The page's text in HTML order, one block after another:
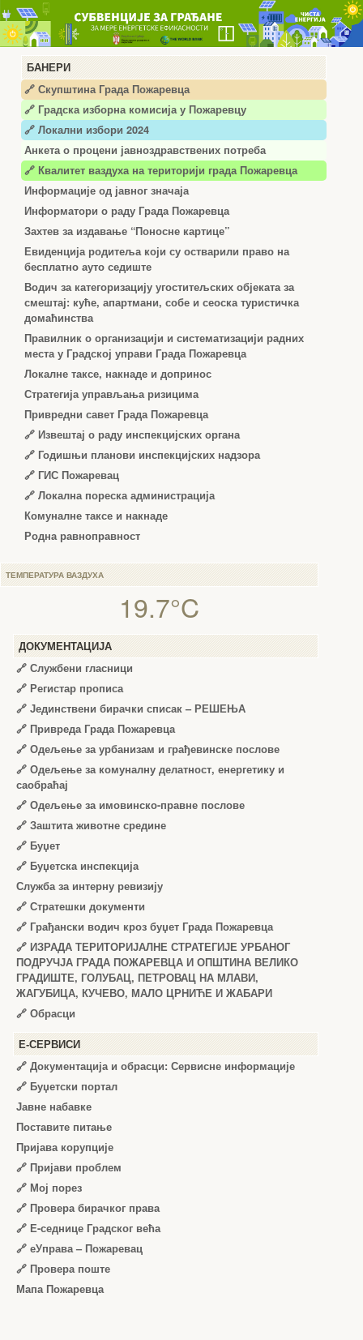
БАНЕРИ
🔗 Скупштина Града Пожаревца
🔗 Градска изборна комисија у Пожаревцу
🔗 Локални избори 2024
Анкета о процени јавноздравствених потреба
🔗 Квалитет ваздуха на територији града Пожаревца
Информације од јавног значаја
Информатори о раду Града Пожаревца
Захтев за издавање “Поносне картице”
Евиденција родитеља који су остварили право на
бесплатно ауто седиште
Водич за категоризацију угоститељских објеката за
смештај: куће, апартмани, собе и сеоска туристичка
домаћинства
Правилник о организацији и систематизацији радних
места у Градској управи Града Пожаревца
Локалне таксе, накнаде и допринос
Стратегија управљања ризицима
Привредни савет Града Пожаревца
🔗 Извештај о раду инспекцијских органа
🔗 Годишњи планови инспекцијских надзора
🔗 ГИС Пожаревац
🔗 Локална пореска администрација
Комуналне таксе и накнаде
Родна равноправност
ТЕМПЕРАТУРА ВАЗДУХА
19.7°C
ДОКУМЕНТАЦИЈА
🔗 Службени гласници
🔗 Регистар прописа
🔗 Јединствени бирачки списак – РЕШЕЊА
🔗 Привреда Града Пожаревца
🔗 Одељење за урбанизам и грађевинске послове
🔗 Одељење за комуналну делатност, енергетику и
саобраћај
🔗 Одељење за имовинско-правне послове
🔗 Заштита животне средине
🔗 Буџет
🔗 Буџетска инспекција
Служба за интерну ревизију
🔗 Стратешки документи
🔗 Грађански водич кроз буџет Града Пожаревца
🔗 ИЗРАДА ТЕРИТОРИЈАЛНЕ СТРАТЕГИЈЕ УРБАНОГ
ПОДРУЧЈА ГРАДА ПОЖАРЕВЦА И ОПШТИНА ВЕЛИКО
ГРАДИШТЕ, ГОЛУБАЦ, ПЕТРОВАЦ НА МЛАВИ,
ЖАГУБИЦА, КУЧЕВО, МАЛО ЦРНИЋЕ И ЖАБАРИ
🔗 Обрасци
Е-СЕРВИСИ
🔗 Документација и обрасци: Сервисне информације
🔗 Буџетски портал
Јавне набавке
Поставите питање
Пријава корупције
🔗 Пријави проблем
🔗 Мој порез
🔗 Провера бирачког права
🔗 Е-седнице Градског већа
🔗 еУправа – Пожаревац
🔗 Провера поште
Мапа Пожаревца